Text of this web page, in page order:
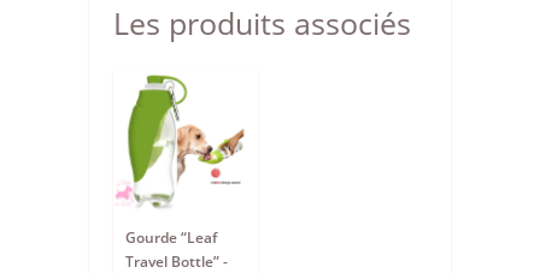
Les produits associés
Gourde “Leaf
Travel Bottle” -